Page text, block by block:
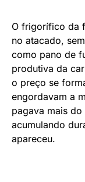
O frigorífico da
no atacado,
como pano de
produtiva da
o preço se
engordavam a
pagava mais
acumulando
apareceu.